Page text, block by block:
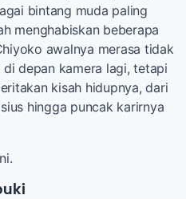
bintang muda paling
menghabiskan beberapa
awalnya merasa tidak
depan kamera lagi, tetapi
kisah hidupnya, dari
hingga puncak karirnya